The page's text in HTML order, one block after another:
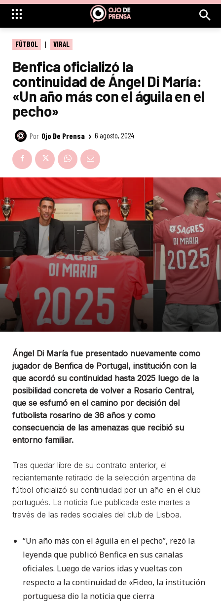
FÚTBOL VIRAL
Benfica oficializó la
continuidad de Ángel Di María:
«Un año más con el águila en el
pecho»
Por Ojo De Prensa 6 agosto, 2024
Ángel Di María fue presentado nuevamente como
jugador de Benfica de Portugal, institución con la
que acordó su continuidad hasta 2025 luego de la
posibilidad concreta de volver a Rosario Central,
que se esfumó en el camino por decisión del
futbolista rosarino de 36 años y como
consecuencia de las amenazas que recibió su
entorno familiar.
Tras quedar libre de su contrato anterior, el
recientemente retirado de la selección argentina de
fútbol oficializó su continuidad por un año en el club
portugués. La noticia fue publicada este martes a
través de las redes sociales del club de Lisboa.
“Un año más con el águila en el pecho”, rezó la
leyenda que publicó Benfica en sus canalas
oficiales. Luego de varios idas y vueltas con
respecto a la continuidad de «Fideo, la institución
portuguesa dio la noticia que cierra